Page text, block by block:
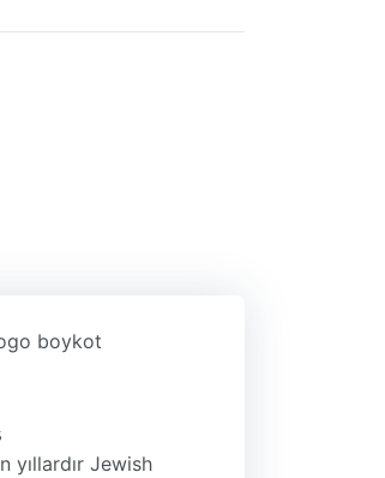
yıllardır Jewish